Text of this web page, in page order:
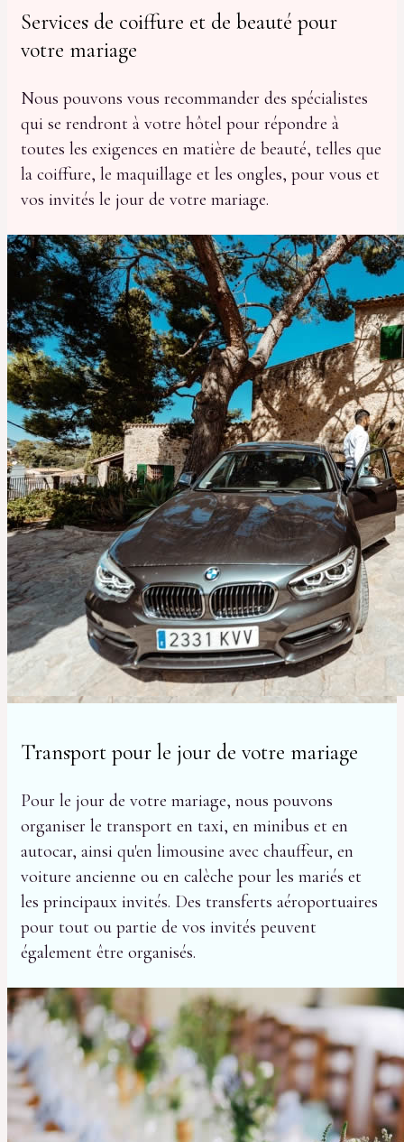
Services de coiffure et de beauté pour
votre mariage
Nous pouvons vous recommander des spécialistes
qui se rendront à votre hôtel pour répondre à
toutes les exigences en matière de beauté, telles que
la coiffure, le maquillage et les ongles, pour vous et
vos invités le jour de votre mariage.
Transport pour le jour de votre mariage
Pour le jour de votre mariage, nous pouvons
organiser le transport en taxi, en minibus et en
autocar, ainsi qu'en limousine avec chauffeur, en
voiture ancienne ou en calèche pour les mariés et
les principaux invités. Des transferts aéroportuaires
pour tout ou partie de vos invités peuvent
également être organisés.